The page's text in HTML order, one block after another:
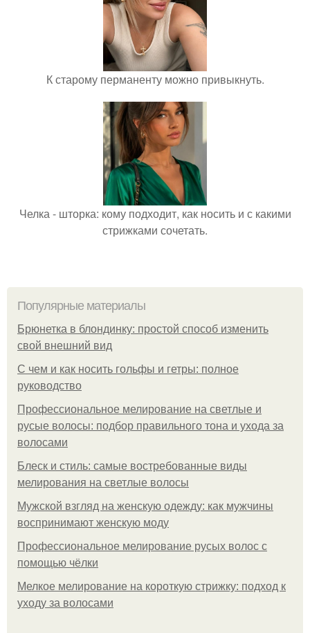
К старому перманенту можно привыкнуть.
Челка - шторка: кому подходит, как носить и с какими
стрижками сочетать.
Популярные материалы
Брюнетка в блондинку: простой способ изменить
свой внешний вид
С чем и как носить гольфы и гетры: полное
руководство
Профессиональное мелирование на светлые и
русые волосы: подбор правильного тона и ухода за
волосами
Блеск и стиль: самые востребованные виды
мелирования на светлые волосы
Мужской взгляд на женскую одежду: как мужчины
воспринимают женскую моду
Профессиональное мелирование русых волос с
помощью чёлки
Мелкое мелирование на короткую стрижку: подход к
уходу за волосами